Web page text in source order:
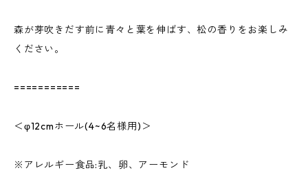
森が芽吹きだす前に青々と葉を伸ばす、松の香りをお楽しみ
ください。
===========
＜φ12cmホール(4~6名様用)＞
※アレルギー食品:乳、卵、アーモンド